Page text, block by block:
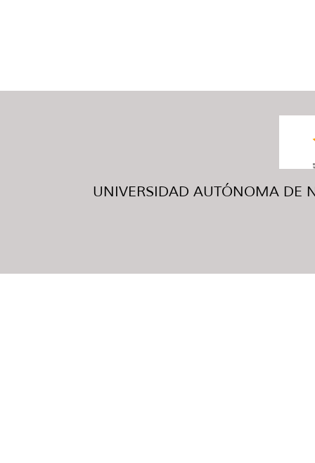
UNIVERSIDAD AUTÓNOMA DE